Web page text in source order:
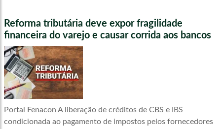
Reforma tributária deve expor fragilidade
financeira do varejo e causar corrida aos bancos
Portal Fenacon A liberação de créditos de CBS e IBS
condicionada ao pagamento de impostos pelos fornecedores